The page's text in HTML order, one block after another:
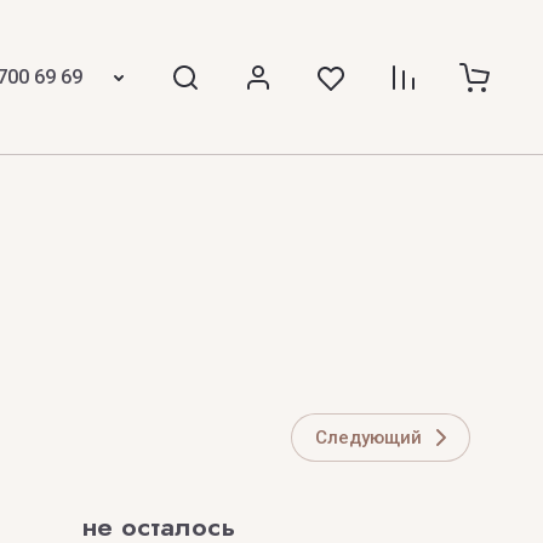
69 69
Следующий
не осталось
Thomas Kosmala
Laurent
ZARKOPERFUME